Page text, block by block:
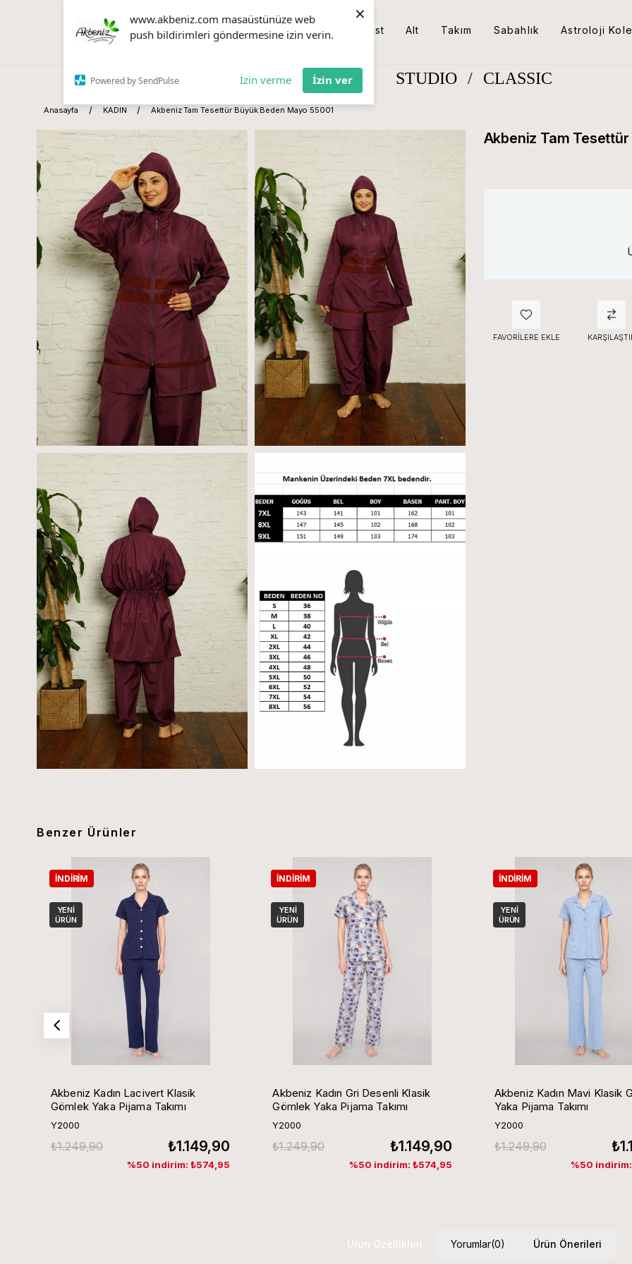
www.akbeniz.com masaüstünüze web
push bildirimleri göndermesine izin verin.
Powered by SendPulse İzin verme İzin ver
×
Üst Alt Takım Sabahlık Astroloji
STUDIO / CLASSIC
Anasayfa KADIN Akbeniz Tam Tesettür Büyük Beden Mayo 55001
Akbeniz Tam
FAVORILERE EKLE
Benzer Ürünler
Akbeniz Kadın Lacivert Klasik
Gömlek Yaka Pijama Takımı
Y2000
₺1.149,90
₺1.249,90
%50 indirim: ₺574,95
İNDIRIM
YENI
ÜRÜN
Akbeniz Kadın Gri Desenli Klasik
Gömlek Yaka Pijama Takımı
Y2000
₺1.149,90
₺1.249,90
%50 indirim: ₺574,95
İNDIRIM
YENI
ÜRÜN
Akbeniz Kadın Mavi Klasik
Yaka Pijama Takımı
Y2000
₺1.249,90
%50
İNDIRIM
YENI
ÜRÜN
Ürün Özellikleri Yorumlar(0) Ürün Önerileri